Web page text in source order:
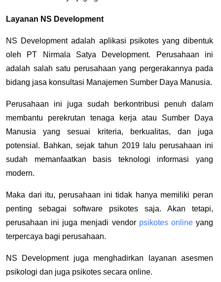
Layanan NS Development
NS Development adalah aplikasi psikotes yang dibentuk
oleh PT Nirmala Satya Development. Perusahaan ini
adalah salah satu perusahaan yang pergerakannya pada
bidang jasa konsultasi Manajemen Sumber Daya Manusia.
Perusahaan ini juga sudah berkontribusi penuh dalam
membantu perekrutan tenaga kerja atau Sumber Daya
Manusia yang sesuai kriteria, berkualitas, dan juga
potensial. Bahkan, sejak tahun 2019 lalu perusahaan ini
sudah memanfaatkan basis teknologi informasi yang
modern.
Maka dari itu, perusahaan ini tidak hanya memiliki peran
penting sebagai software psikotes saja. Akan tetapi,
perusahaan ini juga menjadi vendor psikotes onlineyang
terpercaya bagi perusahaan.
NS Development juga menghadirkan layanan asesmen
psikologi dan juga psikotes secara online.